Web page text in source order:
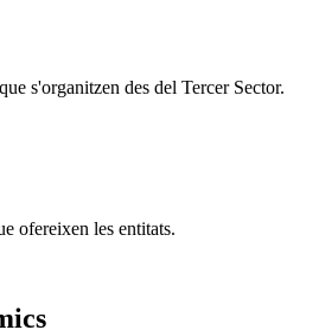
s'organitzen des del Tercer Sector.
ofereixen les entitats.